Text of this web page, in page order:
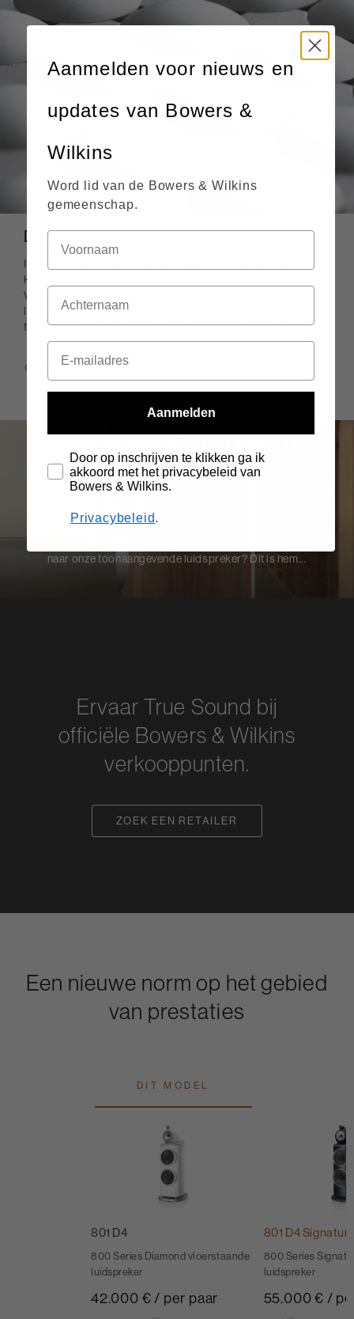
De geluidswetenschap
Innovatie staat centraal in alles wat we doen. We zijn
kritisch, we testen, we brengen in kaart en we ontwikkelen.
We maken gebruik van computermodellen om onze
luidsprekerontwerpen te optimaliseren. Ontdek welke
technologieën de 800-Serie Diamond zo bijzonder maken.
ONTDEK MEER
Onze allernieuwste
De 801 D4 is ons vlaggenschip en het krachtigste model
uit de nieuwe 800-Serie Diamond. Het compromisloze
ontwerp is voorzien van onze geavanceerdste
technologieën in hun puurste vorm en crossover-
naar onze toonaangevende luidspreker? Dit is hem...
Ervaar True Sound bij
officiële Bowers & Wilkins
verkooppunten.
ZOEK EEN RETAILER
Een nieuwe norm op het gebied
van prestaties
DIT MODEL
801 D4
800 Series Diamond vloerstaande
luidspreker
42.000 € / per paar
801 D4
800 Series
luidspreker
55.000 € /
Aanmelden voor nieuws en
updates van Bowers &
Wilkins
Word lid van de Bowers & Wilkins
gemeenschap.
Aanmelden
Door op inschrijven te klikken ga ik
akkoord met het privacybeleid van
Bowers & Wilkins.
Privacybeleid.